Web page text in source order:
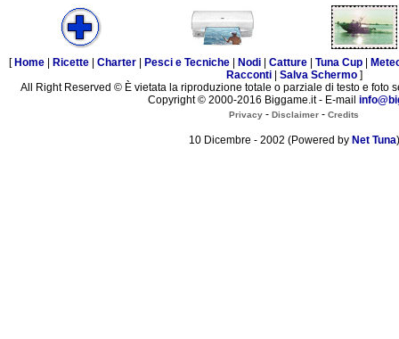
[ Home Ricette Charter Pesci e Tecniche Nodi Catture Tuna Cup
Racconti| Salva Schermo]
All Right Reserved © È vietata la riproduzione totale o parziale di testo e foto
Copyright © 2000-2016 Biggame.it - E-mail
Privacy - Disclaimer - Credits
10 Dicembre - 2002 (Powered by Net Tuna)